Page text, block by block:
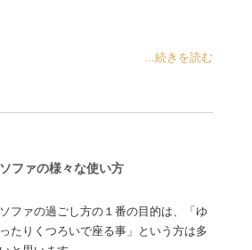
...続きを読む
ソファの様々な使い方
ソファの過ごし方の１番の目的は、「ゆ
ったりくつろいで座る事」という方は多